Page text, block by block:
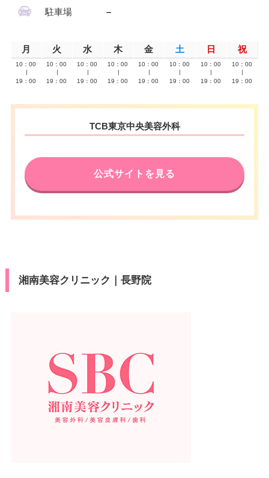
駐車場 –
月 火 水 木 金 土 日 祝
10：00
19：00
10：00
19：00
10：00
19：00
10：00
19：00
10：00
19：00
10：00
19：00
10：00
19：00
10：00
19：00
TCB東京中央美容外科
公式サイトを見る
湘南美容クリニック｜長野院